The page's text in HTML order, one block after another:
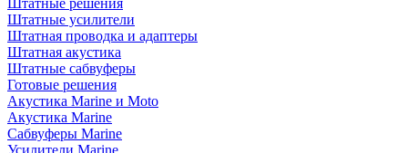
Штатные решения
Штатные усилители
Штатная проводка и адаптеры
Штатная акустика
Штатные сабвуферы
Готовые решения
Акустика Marine и Moto
Акустика Marine
Сабвуферы Marine
Усилители Marine